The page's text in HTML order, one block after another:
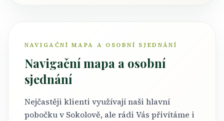
NAVIGAČNÍ MAPA A OSOBNÍ SJEDNÁNÍ
Navigační mapa a osobní
sjednání
Nejčastěji klienti využívají naši hlavní
pobočku v Sokolově, ale rádi Vás přivítáme i